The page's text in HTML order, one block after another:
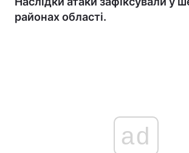
районах області.
ad